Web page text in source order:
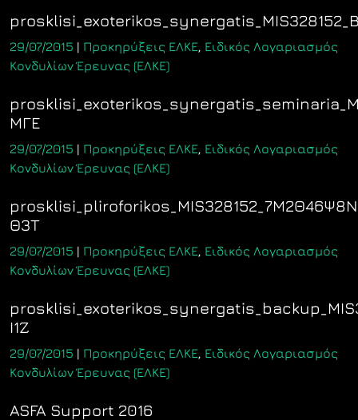
29/07/2015 | Προκηρύξεις ΕΛΚΕ, Ειδικός Λογαριασμός
Κονδυλίων Έρευνας (ΕΛΚΕ)
ΜΓΕ
29/07/2015 | Προκηρύξεις ΕΛΚΕ, Ειδικός Λογαριασμός
Κονδυλίων Έρευνας (ΕΛΚΕ)
Θ3Τ
29/07/2015 | Προκηρύξεις ΕΛΚΕ, Ειδικός Λογαριασμός
Κονδυλίων Έρευνας (ΕΛΚΕ)
Ι1Ζ
29/07/2015 | Προκηρύξεις ΕΛΚΕ, Ειδικός Λογαριασμός
Κονδυλίων Έρευνας (ΕΛΚΕ)
ASFA Support 2016